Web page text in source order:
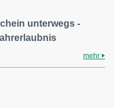
unterwegs -
mehr